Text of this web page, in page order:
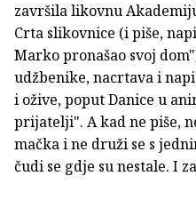
završila likovnu
Crta slikovnice (i piše,
Marko pronašao svoj
udžbenike, nacrtava i
i ožive, poput Danice u
prijatelji". A kad ne piše,
mačka i ne druži se s
čudi se gdje su nestale. I